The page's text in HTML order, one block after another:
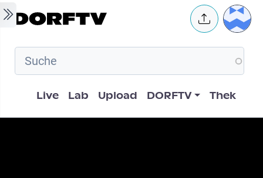
Skip to main content User
Hauptnavigation
Live Lab Upload DORFTV Thek